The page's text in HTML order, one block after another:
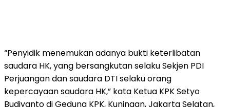
“Penyidik menemukan adanya bukti keterlibatan
saudara HK, yang bersangkutan selaku Sekjen PDI
Perjuangan dan saudara DTI selaku orang
kepercayaan saudara HK,” kata Ketua KPK Setyo
Budiyanto di Gedung KPK, Kuningan, Jakarta Selatan,